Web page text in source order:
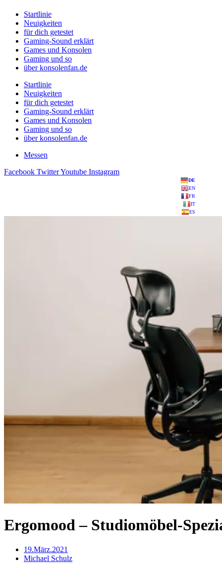
Startlinie
Neuigkeiten
für dich getestet
Gaming-Sound erklärt
Games und Konsolen
Gaming und so
über konsolenfan.de
Startlinie
Neuigkeiten
für dich getestet
Gaming-Sound erklärt
Games und Konsolen
Gaming und so
über konsolenfan.de
Messen
Facebook TwitterYoutube Instagram
DE
EN
FR
IT
ES
Ergomood – Studiomöbel-
19.März.2021
Michael Schulz